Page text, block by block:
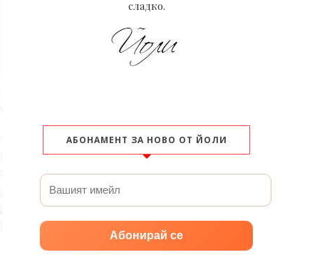
сладко.
АБОНАМЕНТ ЗА НОВО ОТ ЙОЛИ
Абонирай се